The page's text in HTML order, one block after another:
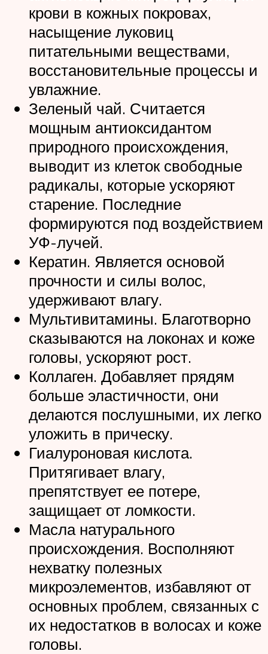
крови в кожных покровах,
насыщение луковиц
питательными веществами,
восстановительные процессы и
увлажние.
Зеленый чай. Считается
мощным антиоксидантом
природного происхождения,
выводит из клеток свободные
радикалы, которые ускоряют
старение. Последние
формируются под воздействием
УФ-лучей.
Кератин. Является основой
прочности и силы волос,
удерживают влагу.
Мультивитамины. Благотворно
сказываются на локонах и коже
головы, ускоряют рост.
Коллаген. Добавляет прядям
больше эластичности, они
делаются послушными, их легко
уложить в прическу.
Гиалуроновая кислота.
Притягивает влагу,
препятствует ее потере,
защищает от ломкости.
Масла натурального
происхождения. Восполняют
нехватку полезных
микроэлементов, избавляют от
основных проблем, связанных с
их недостатков в волосах и коже
головы.